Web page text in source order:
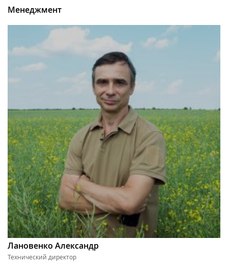
Менеджмент
Лановенко Александр
Технический директор